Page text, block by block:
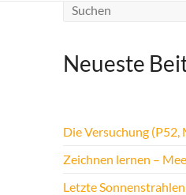
Neueste
Die Versuchung (P52,
Zeichnen lernen –
Letzte